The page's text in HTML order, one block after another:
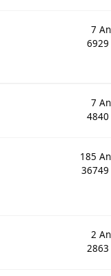
7
7
185
2